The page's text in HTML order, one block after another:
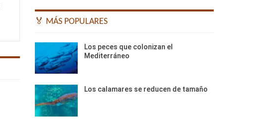
🏅 MÁS POPULARES
Los peces que colonizan el
Mediterráneo
Los calamares se reducen de tamaño